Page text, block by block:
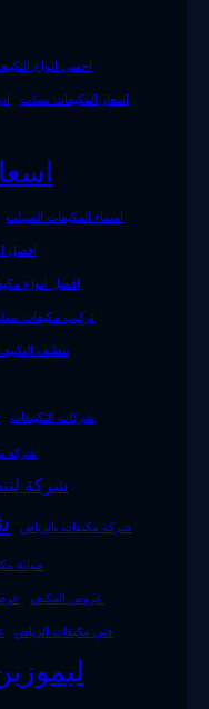
احسن انواع
اسعار المكيفات سبلت
اسماء المكيفات السبلت
افضل
افضل انواع
تركيب مكيفات
تنظيف
شركات التكييفات
شركة
شركة
شركة مكيفات بالرياض
صيانة
عروض المكيف
فني مكيفات الرياض